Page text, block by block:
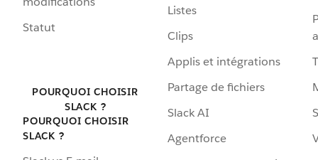
Statut
POURQUOI CHOISIR
SLACK ?
POURQUOI CHOISIR
SLACK ?
Listes
Clips
Applis et intégrations
Partage de fichiers
Slack AI
Agentforce